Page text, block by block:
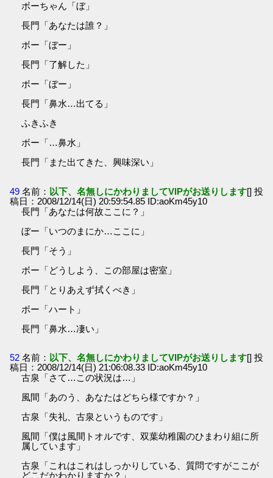
ボーちゃん「ぼ」
長門「あなたは誰？」
ボー「ぼー」
長門「了解した」
ボー「ぼー」
長門「鼻水…出てる」
ふきふき
ボー「…鼻水」
長門「また出てきた、興味深い」
49 名前： 以下、名無しにかわりましてVIPがお送りします[] 投
稿日：2008/12/14(日) 20:59:54.85 ID:aoKm45y10
長門「あなたは何故ここに？」
ぼー「いつのまにか…ここに」
長門「そう」
ボー「どうしよう、この部屋は密室」
長門「とりあえず拭くべき」
ボー「ハート」
長門「鼻水…凄い」
52 名前： 以下、名無しにかわりましてVIPがお送りします[] 投
稿日：2008/12/14(日) 21:06:08.33 ID:aoKm45y10
古泉「さて…この状況は…」
風間「あのう、あなたはどちら様ですか？」
古泉「失礼、古泉というものです」
風間「僕は風間トオルです、双葉幼稚園のひまわり組に所
属しています」
古泉「これはこれはしっかりしている、質問ですがここが
どこだかわかりますか？」